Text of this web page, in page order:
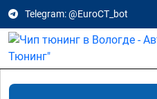
Telegram: @EuroCT_bot